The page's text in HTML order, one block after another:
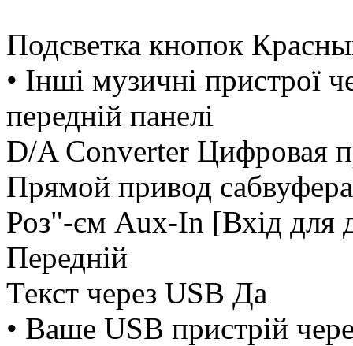
Подсветка кнопок
• Інші музичні пристрої
передній панелі
D/A Converter Цифровая
Прямой привод
Роз"-єм Aux-In [Вхід для
Передній
Текст через USB Да
• Ваше USB пристрій